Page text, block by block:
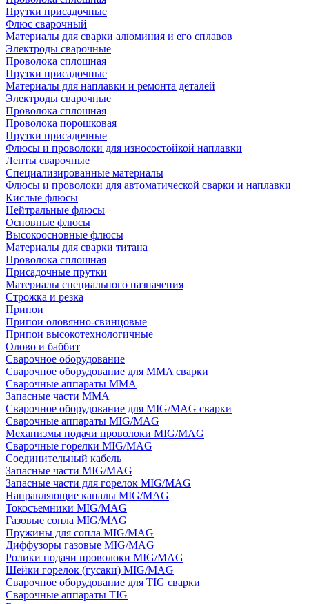
Прутки присадочные
Флюс сварочный
Материалы для сварки алюминия и его сплавов
Электроды сварочные
Проволока сплошная
Прутки присадочные
Материалы для наплавки и ремонта деталей
Электроды сварочные
Проволока сплошная
Проволока порошковая
Прутки присадочные
Флюсы и проволоки для износостойкой наплавки
Ленты сварочные
Специализированные материалы
Флюсы и проволоки для автоматической сварки и наплавки
Кислые флюсы
Нейтральные флюсы
Основные флюсы
Высокоосновные флюсы
Материалы для сварки титана
Проволока сплошная
Присадочные прутки
Материалы специального назначения
Строжка и резка
Припои
Припои оловянно-свинцовые
Припои высокотехнологичные
Олово и баббит
Сварочное оборудование
Сварочное оборудование для MMA сварки
Сварочные аппараты MMA
Запасные части MMA
Сварочное оборудование для MIG/MAG сварки
Сварочные аппараты MIG/MAG
Механизмы подачи проволоки MIG/MAG
Сварочные горелки MIG/MAG
Соединительный кабель
Запасные части MIG/MAG
Запасные части для горелок MIG/MAG
Направляющие каналы MIG/MAG
Токосъемники MIG/MAG
Газовые сопла MIG/MAG
Пружины для сопла MIG/MAG
Диффузоры газовые MIG/MAG
Ролики подачи проволоки MIG/MAG
Шейки горелок (гусаки) MIG/MAG
Сварочное оборудование для TIG сварки
Сварочные аппараты TIG